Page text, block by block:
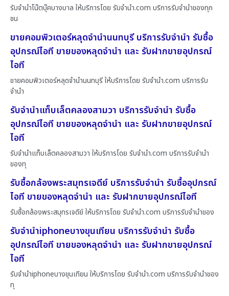
รับจำนำโน๊ตบุ๊คบางบาล ให้บริการโดย รับจํานํา.com บริการรับจำนำของทุก
ชน
ขายคอมพิวเตอร์หลุดจำนำนนทบุรี บริการรับจำนำ รับซื้อ
อุปกรณ์ไอที ขายของหลุดจำนำ และ รับฝากขายอุปกรณ์
ไอที
ขายคอมพิวเตอร์หลุดจำนำนนทบุรี ให้บริการโดย รับจํานํา.com บริการรับ
จำนำ
รับจำนำแท็บเล็ตคลองสามวา บริการรับจำนำ รับซื้อ
อุปกรณ์ไอที ขายของหลุดจำนำ และ รับฝากขายอุปกรณ์
ไอที
รับจำนำแท็บเล็ตคลองสามวา ให้บริการโดย รับจํานํา.com บริการรับจำนำ
ของทุ
รับซื้อกล้องพระสมุทรเจดีย์ บริการรับจำนำ รับซื้ออุปกรณ์
ไอที ขายของหลุดจำนำ และ รับฝากขายอุปกรณ์ไอที
รับซื้อกล้องพระสมุทรเจดีย์ ให้บริการโดย รับจํานํา.com บริการรับจำนำของ
รับจำนำiphoneบางขุนเทียน บริการรับจำนำ รับซื้อ
อุปกรณ์ไอที ขายของหลุดจำนำ และ รับฝากขายอุปกรณ์
ไอที
รับจำนำiphoneบางขุนเทียน ให้บริการโดย รับจํานํา.com บริการรับจำนำของ
ทุ